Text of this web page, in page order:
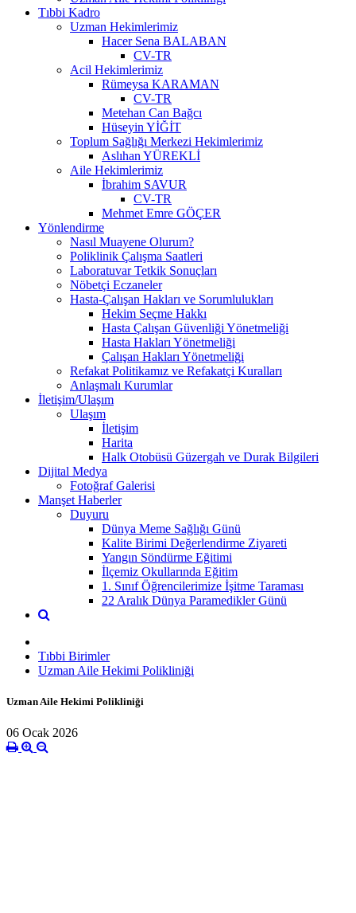
Tıbbi Kadro
Uzman Hekimlerimiz
Hacer Sena BALABAN
CV-TR
Acil Hekimlerimiz
Rümeysa KARAMAN
CV-TR
Metehan Can Bağcı
Hüseyin YİĞİT
Toplum Sağlığı Merkezi Hekimlerimiz
Aslıhan YÜREKLİ
Aile Hekimlerimiz
İbrahim SAVUR
CV-TR
Mehmet Emre GÖÇER
Yönlendirme
Nasıl Muayene Olurum?
Poliklinik Çalışma Saatleri
Laboratuvar Tetkik Sonuçları
Nöbetçi Eczaneler
Hasta-Çalışan Hakları ve Sorumlulukları
Hekim Seçme Hakkı
Hasta Çalışan Güvenliği Yönetmeliği
Hasta Hakları Yönetmeliği
Çalışan Hakları Yönetmeliği
Refakat Politikamız ve Refakatçi Kuralları
Anlaşmalı Kurumlar
İletişim/Ulaşım
Ulaşım
İletişim
Harita
Halk Otobüsü Güzergah ve Durak Bilgileri
Dijital Medya
Fotoğraf Galerisi
Manşet Haberler
Duyuru
Dünya Meme Sağlığı Günü
Kalite Birimi Değerlendirme Ziyareti
Yangın Söndürme Eğitimi
İlçemiz Okullarında Eğitim
1. Sınıf Öğrencilerimize İşitme Taraması
22 Aralık Dünya Paramedikler Günü
Tıbbi Birimler
Uzman Aile Hekimi Polikliniği
Uzman Aile Hekimi Polikliniği
06 Ocak 2026